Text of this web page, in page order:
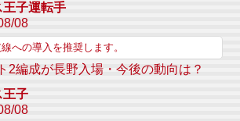
王子運転手
08
への導入を推奨します。
2編成が長野入場・今後の動向は？
王子
08